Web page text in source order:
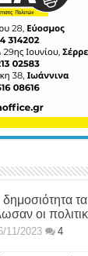
δημοσιότητα
οι
11/2023 4